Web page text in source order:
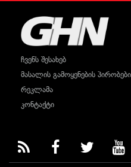
ჩვენს შესახებ
მასალის გამოყენების პირობები
რეკლამა
კონტაქტი